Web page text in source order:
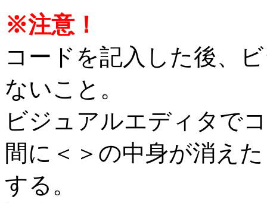
※注意！
コードを記入した後、
ないこと。
ビジュアルエディタで
間に＜＞の中身が消え
する。